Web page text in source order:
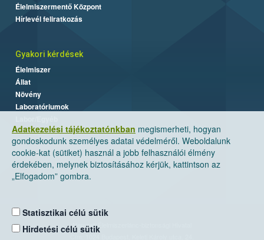
Adatkezelési tájékoztatónkban megismerheti, hogyan
gondoskodunk személyes adatai védelméről. Weboldalunk
cookie-kat (sütiket) használ a jobb felhasználói élmény
érdekében, melynek biztosításához kérjük, kattintson az
„Elfogadom” gombra.
Statisztikai célú sütik
Hirdetési célú sütik
Élelmiszermentő Központ
Hírlevél feliratkozás
Gyakori kérdések
Élelmiszer
Állat
Növény
Laboratóriumok
Nemzeti Élelmiszerlánc-biztonsági Hivatal